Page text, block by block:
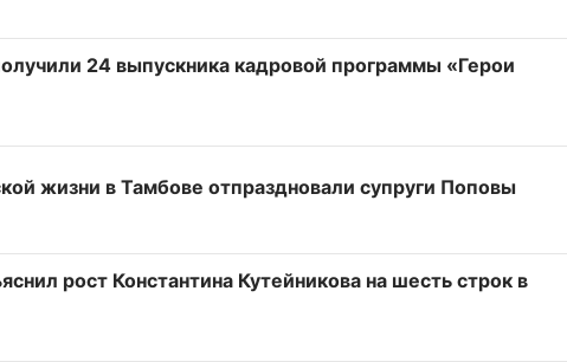
24 выпускника кадровой программы «Герои
жизни в Тамбове отпраздновали супруги Поповы
рост Константина Кутейникова на шесть строк в